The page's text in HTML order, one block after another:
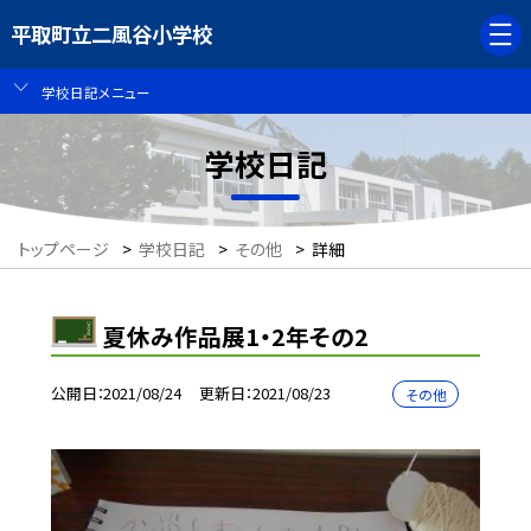
平取町立二風谷小学校
学校日記メニュー
学校日記
トップページ > 学校日記 > その他 > 詳細
夏休み作品展1・2年その2
公開日 2021/08/24 更新日 2021/08/23 その他